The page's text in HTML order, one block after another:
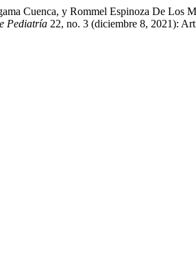
Cuenca, y Rommel Espinoza De
Pediatría 22, no. 3 (diciembre 8, 2021):